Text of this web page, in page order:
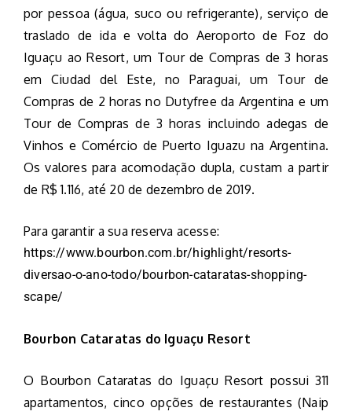
por pessoa (água, suco ou refrigerante), serviço de
traslado de ida e volta do Aeroporto de Foz do
Iguaçu ao Resort, um Tour de Compras de 3 horas
em Ciudad del Este, no Paraguai, um Tour de
Compras de 2 horas no Dutyfree da Argentina e um
Tour de Compras de 3 horas incluindo adegas de
Vinhos e Comércio de Puerto Iguazu na Argentina.
Os valores para acomodação dupla, custam a partir
de R$ 1.116, até 20 de dezembro de 2019.
Para garantir a sua reserva acesse:
https://www.bourbon.com.br/highlight/resorts-
diversao-o-ano-todo/bourbon-cataratas-shopping-
scape/
Bourbon Cataratas do Iguaçu Resort
O Bourbon Cataratas do Iguaçu Resort possui 311
apartamentos, cinco opções de restaurantes (Naip